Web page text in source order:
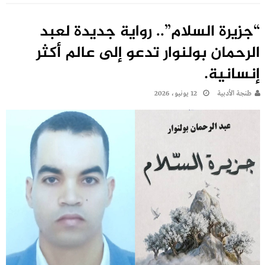
“جزيرة السلام”.. رواية جديدة لعبد
الرحمان بولنوار تدعو إلى عالم أكثر
إنسانية.
طنجة الأدبية 12 يونيو، 2026